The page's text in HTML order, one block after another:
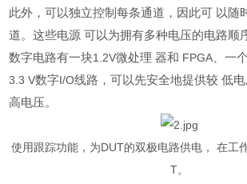
此外，可以独立控制每条通道，因此可 以随
道。这些电源 可以为拥有多种电压的电路顺
数字电路有一块1.2V微处理 器和 FPGA 、一个
3.3 V数字I/O线路，可以先安全地提供较 低
高电压。
使用跟踪功能，为DUT的双极电路供电， 在工
T。